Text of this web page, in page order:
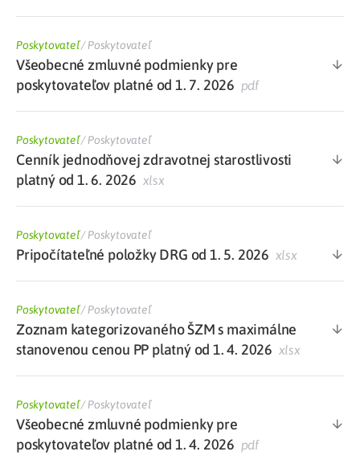
Poskytovateľ/Poskytovateľ
Všeobecné zmluvné podmienky pre
poskytovateľov platné od 1. 7. 2026 pdf
Poskytovateľ/Poskytovateľ
Cenník jednodňovej zdravotnej starostlivosti
platný od 1. 6. 2026 xlsx
Poskytovateľ/Poskytovateľ
Pripočítateľné položky DRG od 1. 5. 2026 xlsx
Poskytovateľ/Poskytovateľ
Zoznam kategorizovaného ŠZM s maximálne
stanovenou cenou PP platný od 1. 4. 2026 xlsx
Poskytovateľ/Poskytovateľ
Všeobecné zmluvné podmienky pre
poskytovateľov platné od 1. 4. 2026 pdf